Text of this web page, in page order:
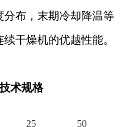
布，末期冷却降温等
干燥机的优越性能。
术规格
25 50